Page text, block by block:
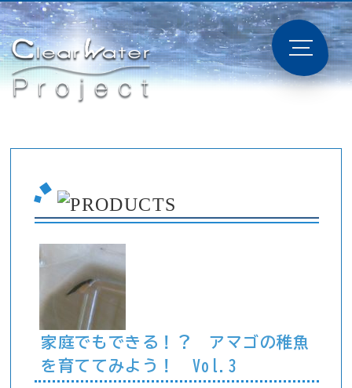
家庭でもできる！？ アマゴの稚魚
を育ててみよう！ Vol.3